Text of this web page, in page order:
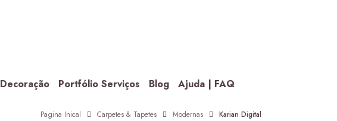
Decoração Portfólio Serviços Blog Ajuda | FAQ
Pagina Inical Carpetes & Tapetes Modernas Karian Digital